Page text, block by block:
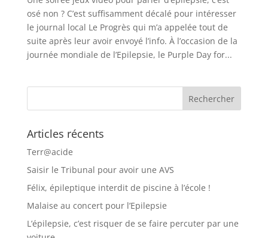
osé non ? C’est suffisamment décalé pour intéresser
le journal local Le Progrès qui m’a appelée tout de
suite après leur avoir envoyé l’info. À l’occasion de la
journée mondiale de l’Epilepsie, le Purple Day for...
Articles récents
Terr@acide
Saisir le Tribunal pour avoir une AVS
Félix, épileptique interdit de piscine à l’école !
Malaise au concert pour l’Epilepsie
L’épilepsie, c’est risquer de se faire percuter par une